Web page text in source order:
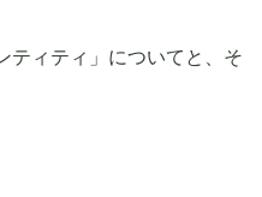
ティティ」についてと、そ